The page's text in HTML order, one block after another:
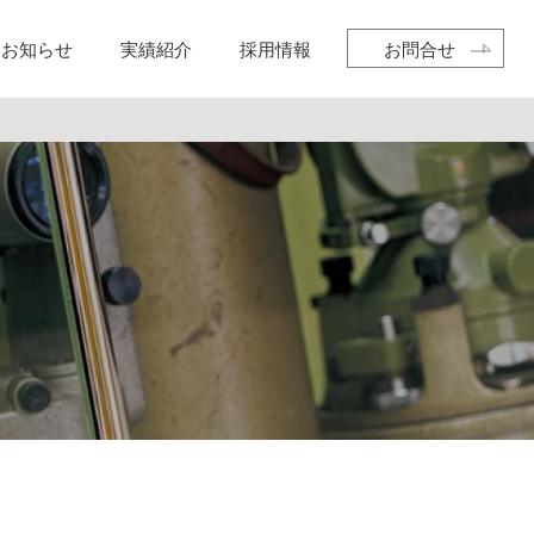
お知らせ 実績紹介 採用情報 お問合せ